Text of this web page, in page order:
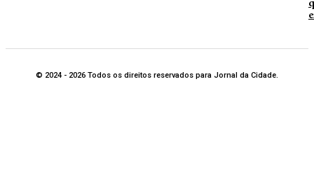
© 2024 - 2026 Todos os direitos reservados para Jornal da Cidade.